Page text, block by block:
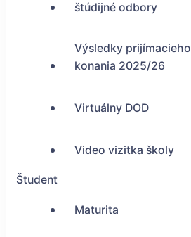
štúdijné odbory
Výsledky prijímacieho
konania 2025/26
Virtuálny DOD
Video vizitka školy
Študent
Maturita